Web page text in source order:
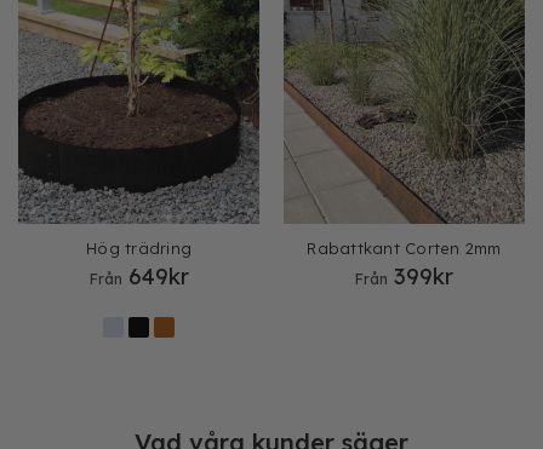
Hög trädring
Från 649kr
Rabattkant Corten 2mm
Från 399kr
Vad våra kunder säger